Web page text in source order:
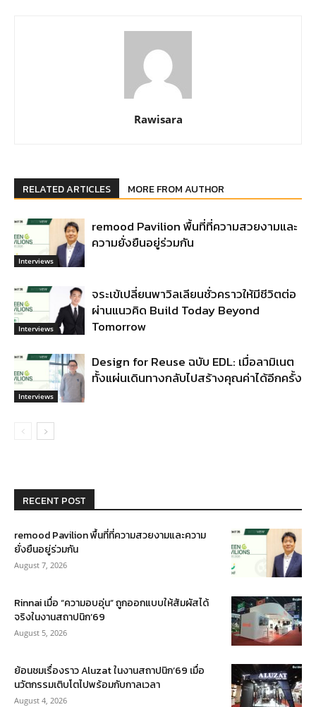
Rawisara
RELATED ARTICLES MORE FROM AUTHOR
Interviews
remood Pavilion พื้นที่ที่ความสวยงามและ
ความยั่งยืนอยู่ร่วมกัน
Interviews
จระเข้เปลี่ยนพาวิลเลียนชั่วคราวให้มีชีวิตต่อ
ผ่านแนวคิด Build Today Beyond
Tomorrow
Interviews
Design for Reuse ฉบับ EDL: เมื่อลามิเนต
ทั้งแผ่นเดินทางกลับไปสร้างคุณค่าได้อีกครั้ง
RECENT POST
remood Pavilion พื้นที่ที่ความสวยงามและความ
ยั่งยืนอยู่ร่วมกัน
August 7, 2026
Rinnai เมื่อ “ความอบอุ่น” ถูกออกแบบให้สัมผัสได้
จริงในงานสถาปนิก’69
August 5, 2026
ย้อนชมเรื่องราว Aluzat ในงานสถาปนิก’69 เมื่อ
นวัตกรรมเติบโตไปพร้อมกับกาลเวลา
August 4, 2026